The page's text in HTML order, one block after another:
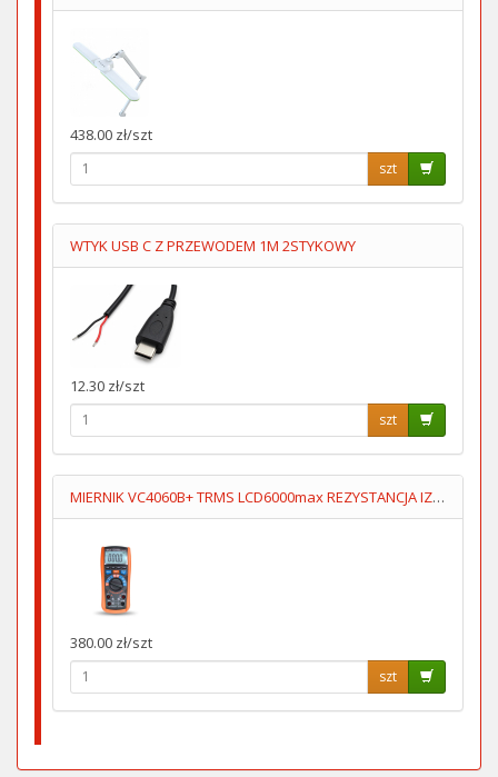
438.00 zł/szt
szt
WTYK USB C Z PRZEWODEM 1M 2STYKOWY
12.30 zł/szt
szt
MIERNIK VC4060B+ TRMS LCD6000max REZYSTANCJA IZOL 500V/1000V
380.00 zł/szt
szt